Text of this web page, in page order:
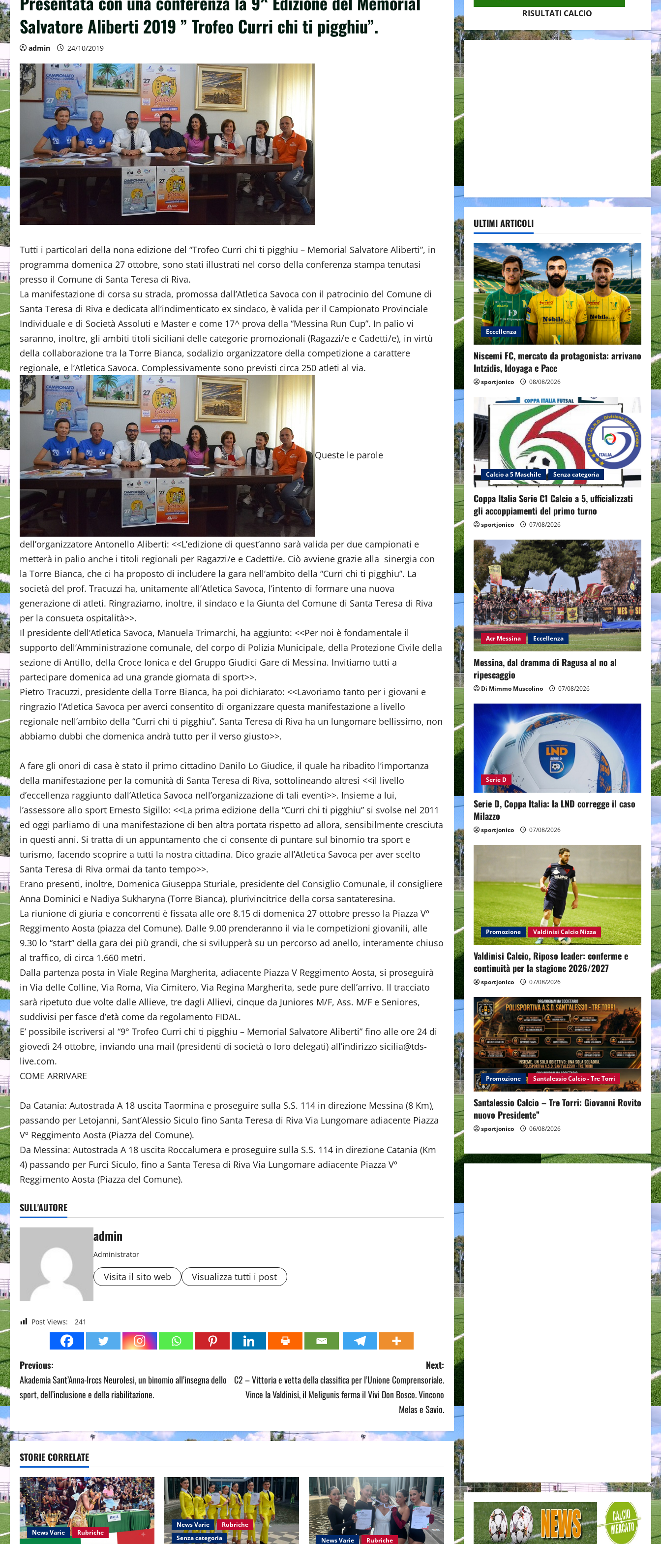
Salvatore Aliberti 2019 ” Trofeo Curri chi ti pigghiu”.
admin 24/10/2019
Tutti i particolari della nona edizione del “Trofeo Curri chi ti pigghiu – Memorial Salvatore Aliberti”, in
programma domenica 27 ottobre, sono stati illustrati nel corso della conferenza stampa tenutasi
presso il Comune di Santa Teresa di Riva.
La manifestazione di corsa su strada, promossa dall’Atletica Savoca con il patrocinio del Comune di
Santa Teresa di Riva e dedicata all’indimenticato ex sindaco, è valida per il Campionato Provinciale
Individuale e di Società Assoluti e Master e come 17^ prova della “Messina Run Cup”. In palio vi
saranno, inoltre, gli ambiti titoli siciliani delle categorie promozionali (Ragazzi/e e Cadetti/e), in virtù
della collaborazione tra la Torre Bianca, sodalizio organizzatore della competizione a carattere
regionale, e l’Atletica Savoca. Complessivamente sono previsti circa 250 atleti al via.
Queste le parole
dell’organizzatore Antonello Aliberti: <<L’edizione di quest’anno sarà valida per due campionati e
metterà in palio anche i titoli regionali per Ragazzi/e e Cadetti/e. Ciò avviene grazie alla sinergia con
la Torre Bianca, che ci ha proposto di includere la gara nell’ambito della “Curri chi ti pigghiu”. La
società del prof. Tracuzzi ha, unitamente all’Atletica Savoca, l’intento di formare una nuova
generazione di atleti. Ringraziamo, inoltre, il sindaco e la Giunta del Comune di Santa Teresa di Riva
per la consueta ospitalità>>.
Il presidente dell’Atletica Savoca, Manuela Trimarchi, ha aggiunto: <<Per noi è fondamentale il
supporto dell’Amministrazione comunale, del corpo di Polizia Municipale, della Protezione Civile della
sezione di Antillo, della Croce Ionica e del Gruppo Giudici Gare di Messina. Invitiamo tutti a
partecipare domenica ad una grande giornata di sport>>.
Pietro Tracuzzi, presidente della Torre Bianca, ha poi dichiarato: <<Lavoriamo tanto per i giovani e
ringrazio l’Atletica Savoca per averci consentito di organizzare questa manifestazione a livello
regionale nell’ambito della “Curri chi ti pigghiu”. Santa Teresa di Riva ha un lungomare bellissimo, non
abbiamo dubbi che domenica andrà tutto per il verso giusto>>.
A fare gli onori di casa è stato il primo cittadino Danilo Lo Giudice, il quale ha ribadito l’importanza
della manifestazione per la comunità di Santa Teresa di Riva, sottolineando altresì <<il livello
d’eccellenza raggiunto dall’Atletica Savoca nell’organizzazione di tali eventi>>. Insieme a lui,
l’assessore allo sport Ernesto Sigillo: <<La prima edizione della “Curri chi ti pigghiu” si svolse nel 2011
ed oggi parliamo di una manifestazione di ben altra portata rispetto ad allora, sensibilmente cresciuta
in questi anni. Si tratta di un appuntamento che ci consente di puntare sul binomio tra sport e
turismo, facendo scoprire a tutti la nostra cittadina. Dico grazie all’Atletica Savoca per aver scelto
Santa Teresa di Riva ormai da tanto tempo>>.
Erano presenti, inoltre, Domenica Giuseppa Sturiale, presidente del Consiglio Comunale, il consigliere
Anna Dominici e Nadiya Sukharyna (Torre Bianca), plurivincitrice della corsa santateresina.
La riunione di giuria e concorrenti è fissata alle ore 8.15 di domenica 27 ottobre presso la Piazza Vº
Reggimento Aosta (piazza del Comune). Dalle 9.00 prenderanno il via le competizioni giovanili, alle
9.30 lo “start” della gara dei più grandi, che si svilupperà su un percorso ad anello, interamente chiuso
al traffico, di circa 1.660 metri.
Dalla partenza posta in Viale Regina Margherita, adiacente Piazza V Reggimento Aosta, si proseguirà
in Via delle Colline, Via Roma, Via Cimitero, Via Regina Margherita, sede pure dell’arrivo. Il tracciato
sarà ripetuto due volte dalle Allieve, tre dagli Allievi, cinque da Juniores M/F, Ass. M/F e Seniores,
suddivisi per fasce d’età come da regolamento FIDAL.
E’ possibile iscriversi al “9° Trofeo Curri chi ti pigghiu – Memorial Salvatore Aliberti” fino alle ore 24 di
giovedì 24 ottobre, inviando una mail (presidenti di società o loro delegati) all’indirizzo sicilia@tds-
live.com.
COME ARRIVARE
Da Catania: Autostrada A 18 uscita Taormina e proseguire sulla S.S. 114 in direzione Messina (8 Km),
passando per Letojanni, Sant’Alessio Siculo fino Santa Teresa di Riva Via Lungomare adiacente Piazza
Vº Reggimento Aosta (Piazza del Comune).
Da Messina: Autostrada A 18 uscita Roccalumera e proseguire sulla S.S. 114 in direzione Catania (Km
4) passando per Furci Siculo, fino a Santa Teresa di Riva Via Lungomare adiacente Piazza Vº
Reggimento Aosta (Piazza del Comune).
SULL'AUTORE
admin
Administrator
Visita il sito web Visualizza tutti i post
Post Views: 241
P
o
t
n
a
v
i
g
Previous:
Akademia Sant’Anna-Irccs Neurolesi, un binomio all’insegna dello
sport, dell’inclusione e della riabilitazione.
Next:
C2 – Vittoria e vetta della classifica per l’Unione Comprensoriale.
Vince la Valdinisi, il Meligunis ferma il Vivi Don Bosco. Vincono
Melas e Savio.
STORIE CORRELATE
News Varie Rubriche
News Varie
Rubriche
Senza categoria
News Varie Rubriche
RISULTATI CALCIO
ULTIMI ARTICOLI
Eccellenza
Niscemi FC, mercato da protagonista: arrivano
Intzidis, Idoyaga e Pace
sportjonico 08/08/2026
Calcio a 5 Maschile Senza categoria
Coppa Italia Serie C1 Calcio a 5, ufficializzati
gli accoppiamenti del primo turno
sportjonico 07/08/2026
Acr Messina Eccellenza
Messina, dal dramma di Ragusa al no al
ripescaggio
Di Mimmo Muscolino 07/08/2026
Serie D
Serie D, Coppa Italia: la LND corregge il caso
Milazzo
sportjonico 07/08/2026
Promozione Valdinisi Calcio Nizza
Valdinisi Calcio, Riposo leader: conferme e
continuità per la stagione 2026/2027
sportjonico 07/08/2026
Promozione Santalessio Calcio - Tre Torri
Santalessio Calcio – Tre Torri: Giovanni Rovito
nuovo Presidente”
sportjonico 06/08/2026